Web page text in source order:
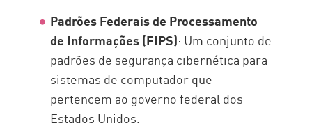
Padrões Federais de Processamento
de Informações (FIPS): Um conjunto de
padrões de segurança cibernética para
sistemas de computador que
pertencem ao governo federal dos
Estados Unidos.